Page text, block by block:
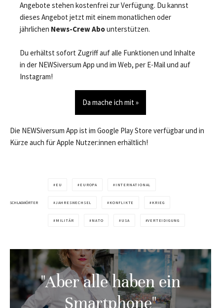
Angebote stehen kostenfrei zur Verfügung. Du kannst
dieses Angebot jetzt mit einem monatlichen oder
jährlichen News-Crew Abounterstützen.
Du erhältst sofort Zugriff auf alle Funktionen und Inhalte
in der NEWSiversum App und im Web, per E-Mail und auf
Instagram!
Da mache ich mit »
Die NEWSiversum App ist im Google Play Store verfügbar und in
Kürze auch für Apple Nutzer:innen erhältlich!
SCHLAGWÖRTER
EU EUROPA INTERNATIONAL
JAHRESWECHSEL KONFLIKTE KRIEG
MILITÄR NATO USA VERTEIDIGUNG
"Aber alle haben ein
Smartphone"